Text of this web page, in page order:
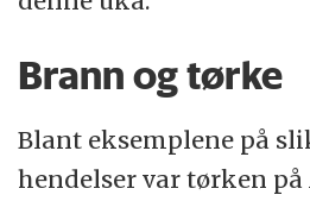
Brann og tørke
Blant eksemplene på
hendelser var tørken